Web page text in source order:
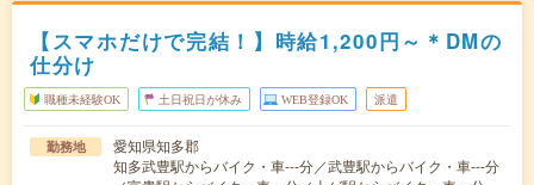
【スマホだけで完結！】時給1,200円～＊DMの
仕分け
職種未経験OK 土日祝日が休み WEB登録OK 派遣
勤務地
愛知県知多郡
知多武豊駅からバイク・車---分／武豊駅からバイク・車---分